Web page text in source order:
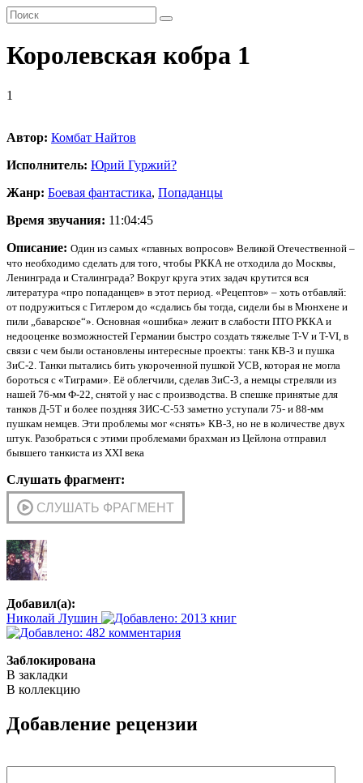
Королевская кобра 1
1
Автор: Комбат Найтов
Исполнитель: Юрий Гуржий?
Жанр: Боевая фантастика, Попаданцы
Время звучания: 11:04:45
Описание: Один из самых «главных вопросов» Великой Отечественной –
что необходимо сделать для того, чтобы РККА не отходила до Москвы,
Ленинграда и Сталинграда? Вокруг круга этих задач крутится вся
литература «про попаданцев» в этот период. «Рецептов» – хоть отбавляй:
от подружиться с Гитлером до «сдались бы тогда, сидели бы в Мюнхене и
пили „баварское“». Основная «ошибка» лежит в слабости ПТО РККА и
недооценке возможностей Германии быстро создать тяжелые T-V и T-VI, в
связи с чем были остановлены интересные проекты: танк КВ-3 и пушка
ЗиС-2. Танки пытались бить укороченной пушкой УСВ, которая не могла
бороться с «Тиграми». Её облегчили, сделав ЗиС-3, а немцы стреляли из
нашей 76-мм Ф-22, снятой у нас с производства. В спешке принятые для
танков Д-5Т и более поздняя ЗИС-С-53 заметно уступали 75- и 88-мм
пушкам немцев. Эти проблемы мог «снять» КВ-3, но не в количестве двух
штук. Разобраться с этими проблемами брахман из Цейлона отправил
бывшего танкиста из XXI века
Слушать фрагмент:
Добавил(а):
Николай Лушин
Заблокирована
В закладки
В коллекцию
Добавление рецензии